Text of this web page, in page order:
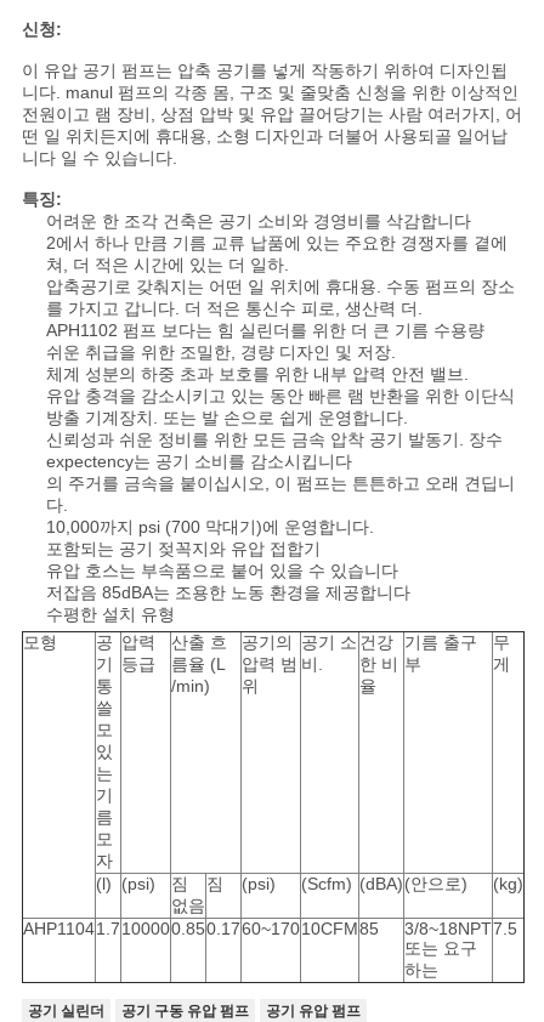
VR
SHOW
사
PRIVACY
POLICY
신청:
이 유압 공기 펌프는 압축 공기를 넣게 작동하기 위하여 디자인됩
니다. manul 펌프의 각종 몸, 구조 및 줄맞춤 신청을 위한 이상적인
전원이고 램 장비, 상점 압박 및 유압 끌어당기는 사람 여러가지, 어
떤 일 위치든지에 휴대용, 소형 디자인과 더불어 사용되골 일어납
니다 일 수 있습니다.
특징:
어려운 한 조각 건축은 공기 소비와 경영비를 삭감합니다
2에서 하나 만큼 기름 교류 납품에 있는 주요한 경쟁자를 곁에
쳐, 더 적은 시간에 있는 더 일하.
압축공기로 갖춰지는 어떤 일 위치에 휴대용. 수동 펌프의 장소
를 가지고 갑니다. 더 적은 통신수 피로, 생산력 더.
APH1102 펌프 보다는 힘 실린더를 위한 더 큰 기름 수용량
쉬운 취급을 위한 조밀한, 경량 디자인 및 저장.
체계 성분의 하중 초과 보호를 위한 내부 압력 안전 밸브.
유압 충격을 감소시키고 있는 동안 빠른 램 반환을 위한 이단식
방출 기계장치. 또는 발 손으로 쉽게 운영합니다.
신뢰성과 쉬운 정비를 위한 모든 금속 압착 공기 발동기. 장수
expectency는 공기 소비를 감소시킵니다
의 주거를 금속을 붙이십시오, 이 펌프는 튼튼하고 오래 견딥니
다.
10,000까지 psi (700 막대기)에 운영합니다.
포함되는 공기 젖꼭지와 유압 접합기
유압 호스는 부속품으로 붙어 있을 수 있습니다
저잡음 85dBA는 조용한 노동 환경을 제공합니다
수평한 설치 유형
모형
공
기
통
쓸
모
있
는
기
름
모
자
압력
등급
산출 흐
름율 (L
/min)
공기의
압력 범
위
공기 소
비.
건강
한 비
율
기름 출구
부
무
게
(l) (psi)
짐
없음
짐 (psi) (Scfm) (dBA)(안으로) (kg)
AHP11041.7100000.850.1760~17010CFM85
3/8~18NPT
또는 요구
하는
7.5
공기 실린더 공기 구동 유압 펌프 공기 유압 펌프